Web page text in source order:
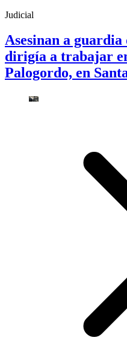
Judicial
Asesinan a guardia
dirigía a trabajar
Palogordo, en